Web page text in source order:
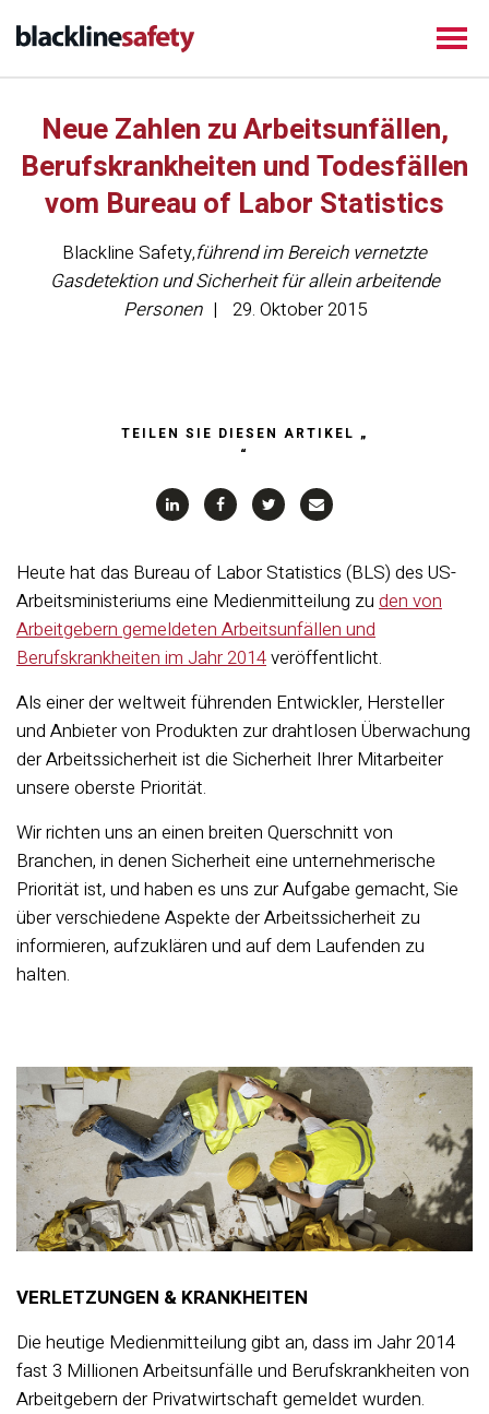
Neue Zahlen zu Arbeitsunfällen,
Berufskrankheiten und Todesfällen
vom Bureau of Labor Statistics
Blackline Safety,führend im Bereich vernetzte
Gasdetektion und Sicherheit für allein arbeitende
Personen
29. Oktober 2015
TEILEN SIE DIESEN ARTIKEL „
“
Heute hat das Bureau of Labor Statistics (BLS) des US-
Arbeitsministeriums eine Medienmitteilung zu den von
Arbeitgebern gemeldeten Arbeitsunfällen und
Berufskrankheiten im Jahr 2014veröffentlicht.
Als einer der weltweit führenden Entwickler, Hersteller
und Anbieter von Produkten zur drahtlosen Überwachung
der Arbeitssicherheit ist die Sicherheit Ihrer Mitarbeiter
unsere oberste Priorität.
Wir richten uns an einen breiten Querschnitt von
Branchen, in denen Sicherheit eine unternehmerische
Priorität ist, und haben es uns zur Aufgabe gemacht, Sie
über verschiedene Aspekte der Arbeitssicherheit zu
informieren, aufzuklären und auf dem Laufenden zu
halten.
VERLETZUNGEN & KRANKHEITEN
Die heutige Medienmitteilung gibt an, dass im Jahr 2014
fast 3 Millionen Arbeitsunfälle und Berufskrankheiten von
Arbeitgebern der Privatwirtschaft gemeldet wurden.